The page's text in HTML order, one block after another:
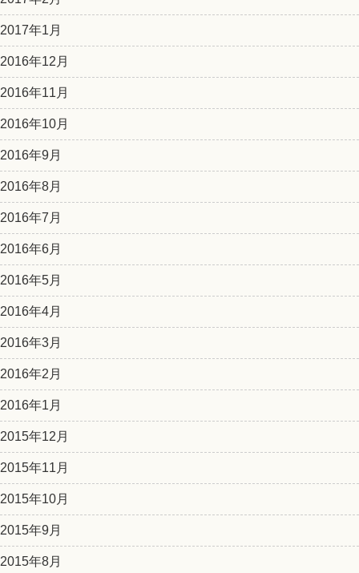
2017年1月
2016年12月
2016年11月
2016年10月
2016年9月
2016年8月
2016年7月
2016年6月
2016年5月
2016年4月
2016年3月
2016年2月
2016年1月
2015年12月
2015年11月
2015年10月
2015年9月
2015年8月